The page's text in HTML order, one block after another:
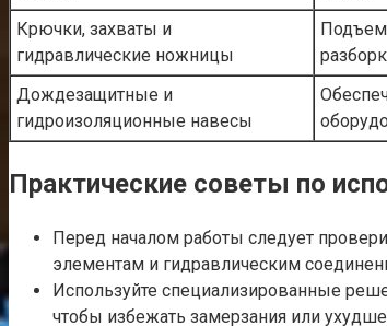
Крючки, захваты и
гидравлические ножницы
Подъем
Дождезащитные и
гидроизоляционные навесы
Практические советы по
Перед началом работы следует
элементам и гидравлическим
Используйте специализированные
чтобы избежать замерзания или